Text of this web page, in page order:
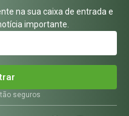
na sua caixa de entrada e
importante.
seguros